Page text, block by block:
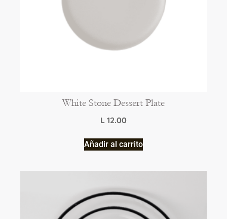
White Stone Dessert Plate
L 12.00
Añadir al carrito